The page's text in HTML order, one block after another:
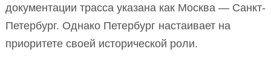
документации трасса указана как Москва — Санкт-
Петербург. Однако Петербург настаивает на
приоритете своей исторической роли.